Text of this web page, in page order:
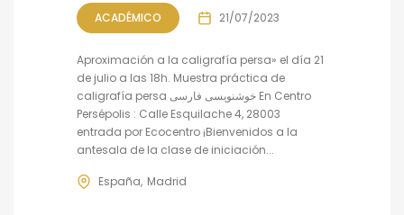
ACADÉMICO 21/07/2023
Aproximación a la caligrafía persa» el día 21
de julio a las 18h. Muestra práctica de
caligrafía persa خوشنویسی فارسی En Centro
Persépolis : Calle Esquilache 4, 28003
entrada por Ecocentro ¡Bienvenidos a la
antesala de la clase de iniciación...
España Madrid